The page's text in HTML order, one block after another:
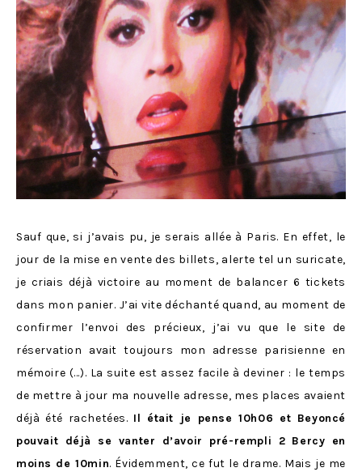
Sauf que, si j’avais pu, je serais allée à Paris. En effet, le
jour de la mise en vente des billets, alerte tel un suricate,
je criais déjà victoire au moment de balancer 6 tickets
dans mon panier. J’ai vite déchanté quand, au moment de
confirmer l’envoi des précieux, j’ai vu que le site de
réservation avait toujours mon adresse parisienne en
mémoire (…). La suite est assez facile à deviner : le temps
de mettre à jour ma nouvelle adresse, mes places avaient
déjà été rachetées. Il était je pense 10h06 et Beyoncé
pouvait déjà se vanter d’avoir pré-rempli 2 Bercy en
moins de 10min. Évidemment, ce fut le drame. Mais je me